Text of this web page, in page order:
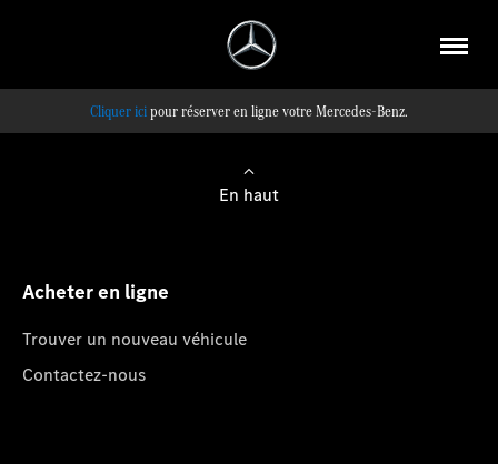
pour réserver en ligne votre Mercedes-Benz.
En haut
Acheter en ligne
Trouver un nouveau véhicule
Contactez-nous